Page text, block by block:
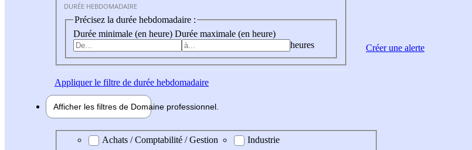
DURÉE HEBDOMADAIRE
Précisez la durée hebdomadaire :
Durée minimale (en heure) Durée maximale (en heure)
heures
Appliquerle filtre de durée hebdomadaire
Afficher les filtres de Domaine professionnel
Domaine professionel
Achats / Comptabilité / Gestion
Industrie
Créer une alerte